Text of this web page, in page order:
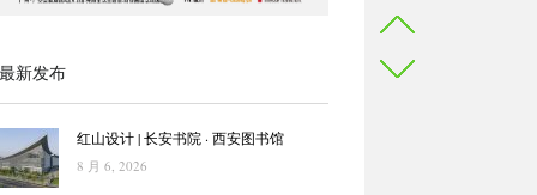
新发布
红山设计 | 长安书院 · 西安图书馆
8 月 6, 2026